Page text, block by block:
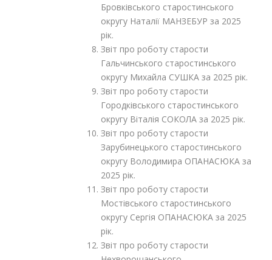
Бровківського старостинського
округу Наталії МАНЗЕБУР за 2025
рік.
Звіт про роботу старости
Гальчинського старостинського
округу Михайла СУШКА за 2025 рік.
Звіт про роботу старости
Городківського старостинського
округу Віталія СОКОЛА за 2025 рік.
Звіт про роботу старости
Зарубинецького старостинського
округу Володимира ОПАНАСЮКА за
2025 рік.
Звіт про роботу старости
Мостівського старостинського
округу Сергія ОПАНАСЮКА за 2025
рік.
Звіт про роботу старости